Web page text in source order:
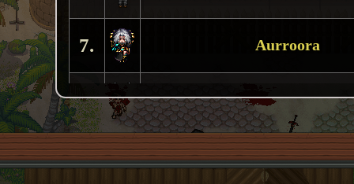
[2024-02-13, 15:44] Gratulujemy
[2024-02-13, 12:53] Od dzisiaj w grze
zrespione. Minutnik można włączyć w...
[2024-02-10, 19:32] W sklepie Google
wersja zawiera szereg poprawek optymal...
7. Aurroora
8. Nyctar
9. Des